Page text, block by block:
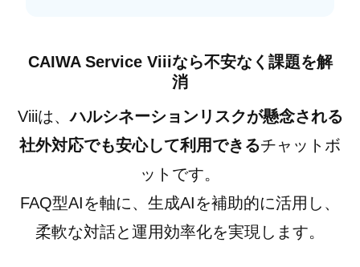
CAIWA Service Viiiなら不安なく課題を解
消
Viiiは、ハルシネーションリスクが懸念される
社外対応でも安心して利用できるチャットボ
ットです。
FAQ型AIを軸に、生成AIを補助的に活用し、
柔軟な対話と運用効率化を実現します。